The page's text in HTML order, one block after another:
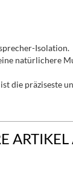
Isolation.
natürlichere
die präziseste